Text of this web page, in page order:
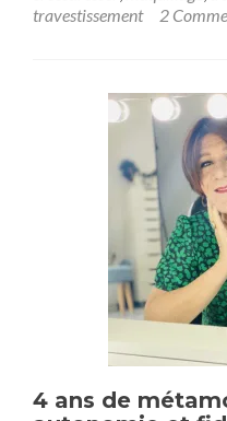
et
les
peurs
du
travestissement
2
4 ans de